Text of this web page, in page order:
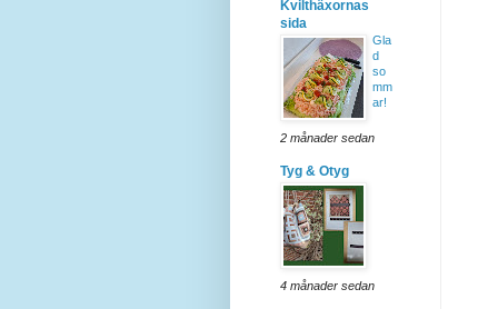
Kvilthäxornas
sida
Gla
d
so
mm
ar!
2 månader sedan
Tyg & Otyg
4 månader sedan